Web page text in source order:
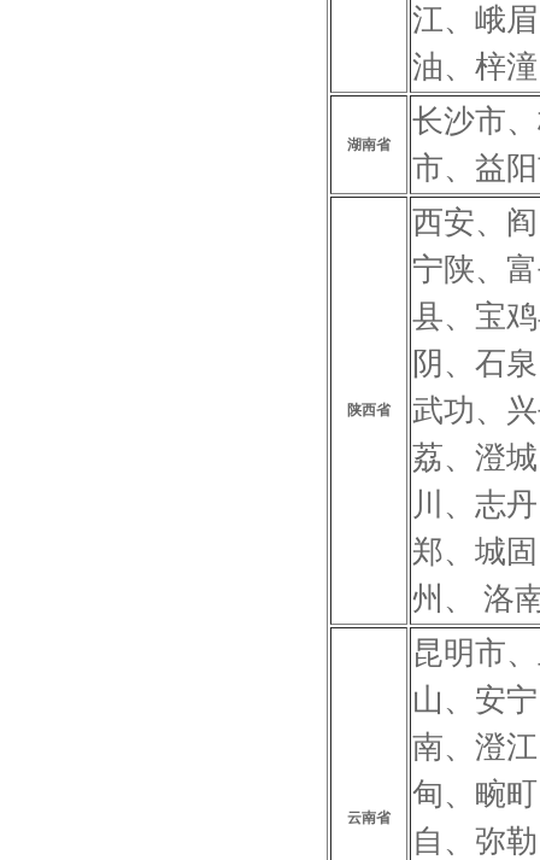
江、峨
油、梓
湖南省
长沙市
市、益
陕西省
西安、
宁陕、
县、宝
阴、石
武功、
荔、澄
川、志
郑、城
州、 洛
云南省
昆明市
山、安
南、澄
甸、畹
自、弥